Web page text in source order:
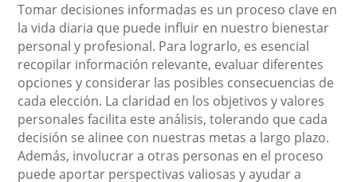
Tomar decisiones informadas es un proceso clave en
la vida diaria que puede influir en nuestro bienestar
personal y profesional. Para lograrlo, es esencial
recopilar información relevante, evaluar diferentes
opciones y considerar las posibles consecuencias de
cada elección. La claridad en los objetivos y valores
personales facilita este análisis, tolerando que cada
decisión se alinee con nuestras metas a largo plazo.
Además, involucrar a otras personas en el proceso
puede aportar perspectivas valiosas y ayudar a